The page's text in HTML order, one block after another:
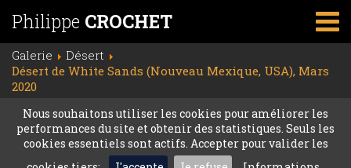
Philippe CROCHET
Galerie
Désert
Désert de White Sands (Nouveau Mexique, USA), Mars
2020
Nous souhaitons utiliser les cookies pour améliorer les
performances du site et obtenir des statistiques. Seuls les
cookies essentiels sont actifs. Accepter pour valider les